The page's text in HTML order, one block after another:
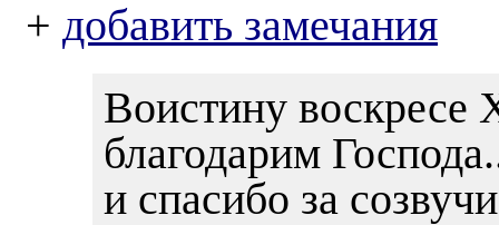
+ добавить замечания
Воистину воскресе
благодарим
и спасибо за